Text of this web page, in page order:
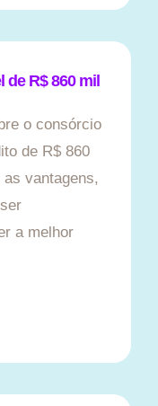
R$ 860 mil
o consórcio
de R$ 860
vantagens,
a melhor